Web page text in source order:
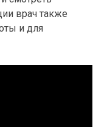
врач также
и для